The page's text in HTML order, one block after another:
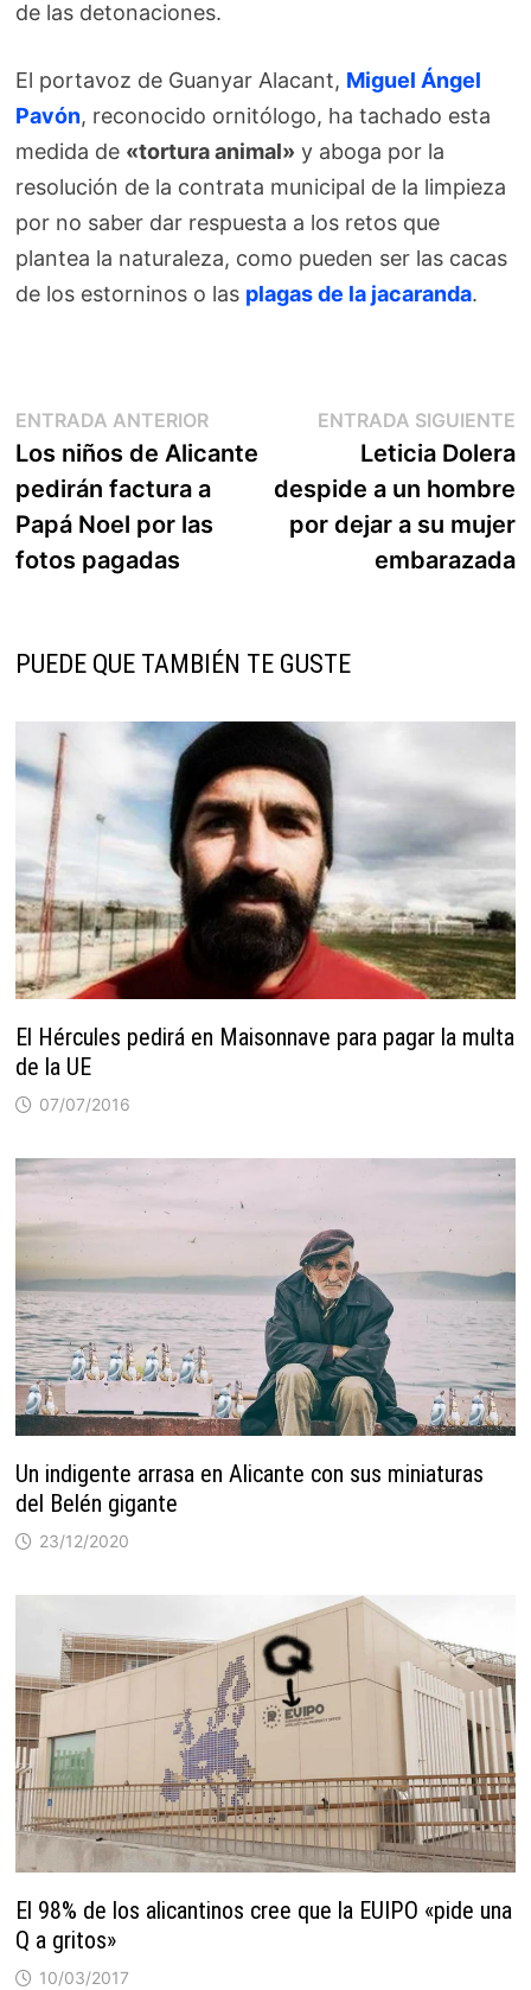
de las detonaciones.
El portavoz de Guanyar Alacant, Miguel Ángel
Pavón, reconocido ornitólogo, ha tachado esta
medida de «tortura animal» y aboga por la
resolución de la contrata municipal de la limpieza
por no saber dar respuesta a los retos que
plantea la naturaleza, como pueden ser las cacas
de los estorninos o las plagas de la jacaranda.
Navegación
de
entradas
ENTRADA ANTERIOREntrada
anterior:
Los niños de Alicante
pedirán factura a
Papá Noel por las
fotos pagadas
ENTRADA SIGUIENTE
Leticia Dolera
despide a un hombre
por dejar a su mujer
embarazada
PUEDE QUE TAMBIÉN TE GUSTE
El Hércules pedirá en Maisonnave para pagar la multa
de la UE
07/07/2016
Un indigente arrasa en Alicante con sus miniaturas
del Belén gigante
23/12/2020
El 98% de los alicantinos cree que la EUIPO «pide una
Q a gritos»
10/03/2017